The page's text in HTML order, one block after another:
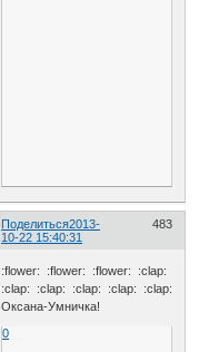
Поделиться 483
2013-
10-22 15:40:31
:flower: :flower: :flower: :clap:
:clap: :clap: :clap: :clap: :clap:
Оксана-Умничка!
0